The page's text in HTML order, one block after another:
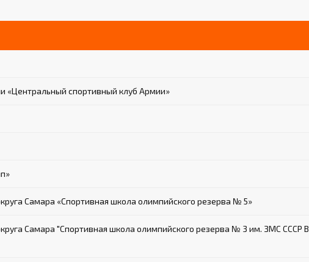
«Центральный спортивный клуб Армии»
Самара «Спортивная школа олимпийского резерва № 5»
Самара "Спортивная школа олимпийского резерва № 3 им. ЗМС СССР